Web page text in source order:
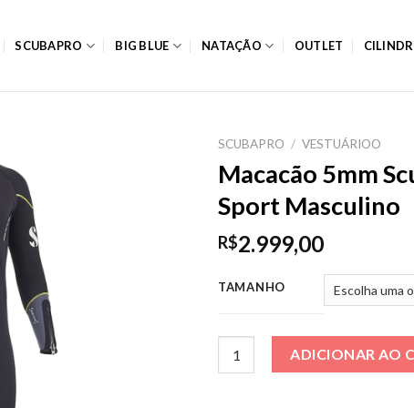
SCUBAPRO BIG BLUE NATAÇÃO OUTLET
SCUBAPRO / VESTUÁRIOO
Macacão 5mm
Sport Masculino
R$2.999,00
TAMANHO
ADICIONAR AO